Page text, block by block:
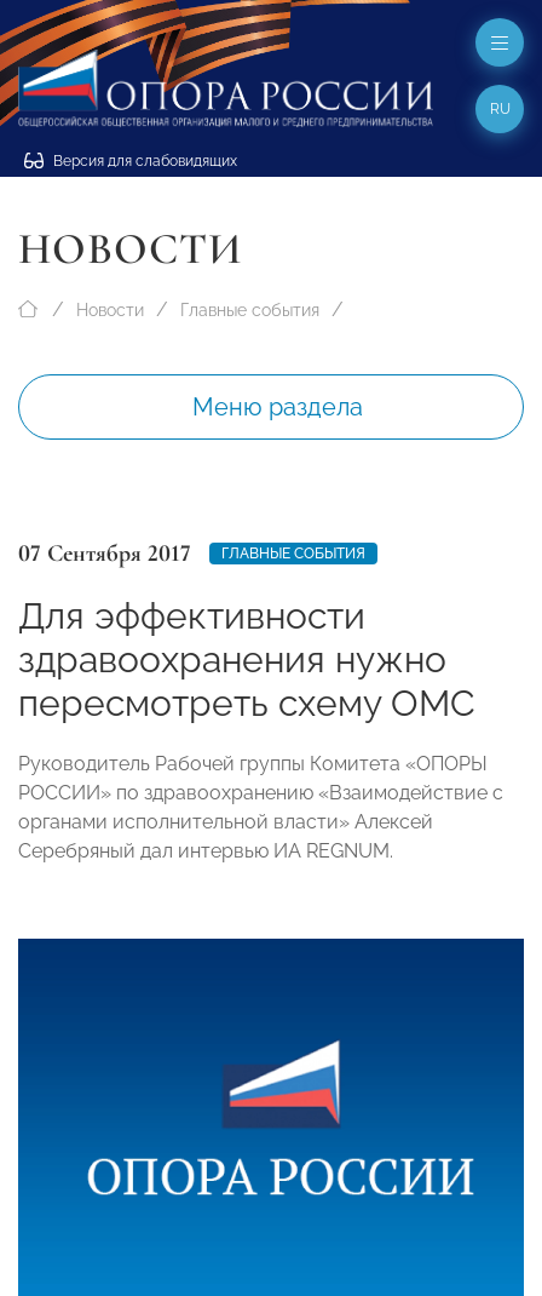
Версия для слабовидящих
RU
НОВОСТИ
Новости Главные события
Меню раздела
07 Сентября 2017 ГЛАВНЫЕ СОБЫТИЯ
Для эффективности
здравоохранения нужно
пересмотреть схему ОМС
Руководитель Рабочей группы Комитета «ОПОРЫ
РОССИИ» по здравоохранению «Взаимодействие с
органами исполнительной власти» Алексей
Серебряный дал интервью ИА REGNUM.